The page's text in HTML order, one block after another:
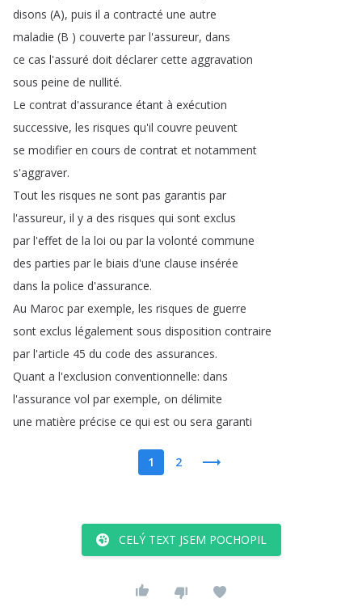
disons (A), puis il a contracté une autre
maladie (B ) couverte par l'assureur, dans
ce cas l'assuré doit déclarer cette aggravation
sous peine de nullité.
Le contrat d'assurance étant à exécution
successive, les risques qu'il couvre peuvent
se modifier en cours de contrat et notamment
s'aggraver.
Tout les risques ne sont pas garantis par
l'assureur, il y a des risques qui sont exclus
par l'effet de la loi ou par la volonté commune
des parties par le biais d'une clause insérée
dans la police d'assurance.
Au Maroc par exemple, les risques de guerre
sont exclus légalement sous disposition contraire
par l'article 45 du code des assurances.
Quant a l'exclusion conventionnelle: dans
l'assurance vol par exemple, on délimite
une matière précise ce qui est ou sera garanti
1 2
CELÝ TEXT JSEM POCHOPIL